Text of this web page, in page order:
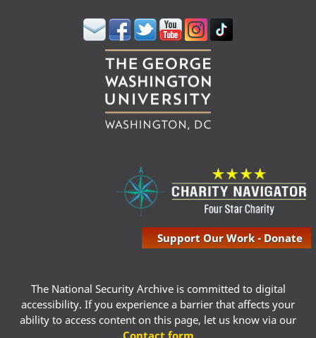
Support Our Work - Donate
The National Security Archive is committed to digital
accessibility. If you experience a barrier that affects your
ability to access content on this page, let us know via our
Contact form